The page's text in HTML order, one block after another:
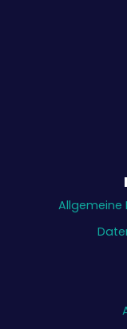
Allgemeine